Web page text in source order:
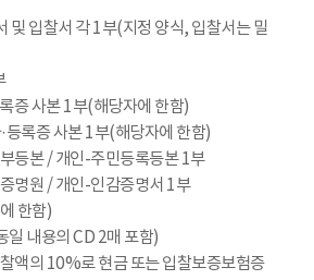
및 입찰서 각 1부(지정 양식, 입찰서는 밀
증 사본 1부(해당자에 한함)
등록증 사본 1부(해당자에 한함)
등본 / 개인-주민등록등본 1부
명원 / 개인-인감증명서 1부
한함)
내용의 CD 2매 포함)
액의 10%로 현금 또는 입찰보증보험증